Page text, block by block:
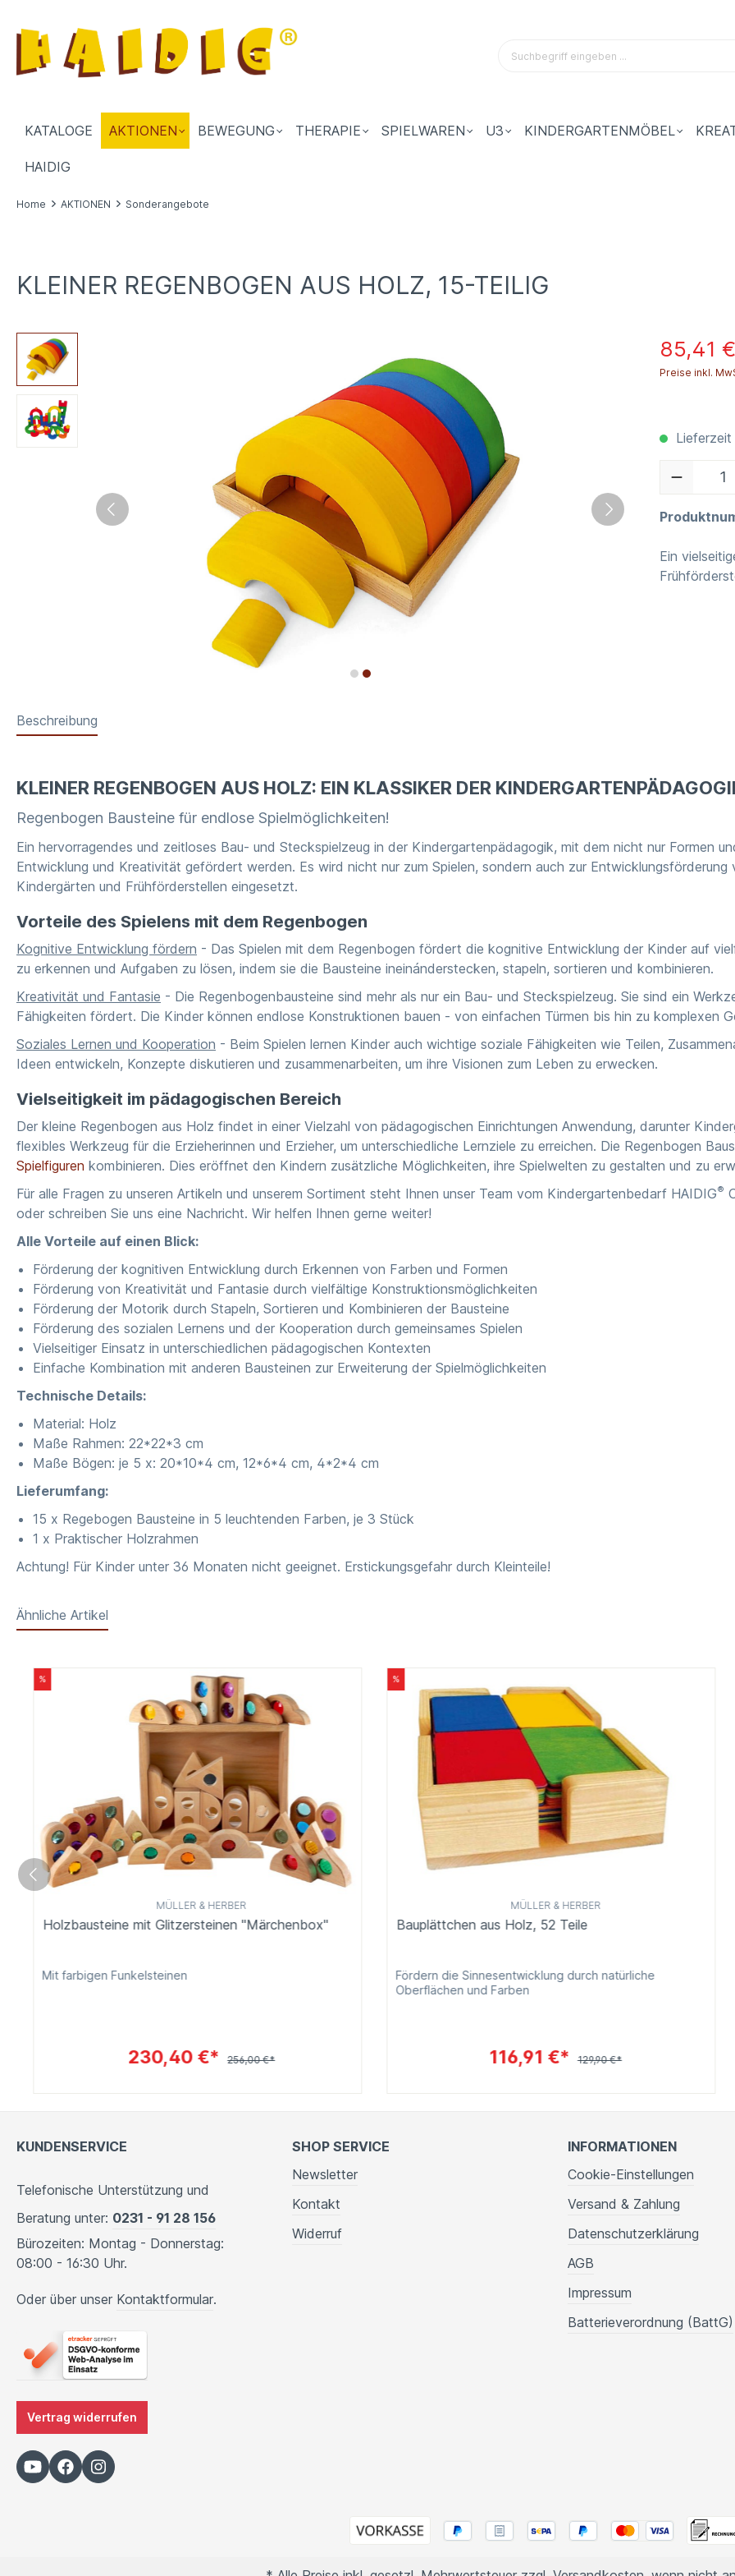
KATALOGE AKTIONEN BEWEGUNG THERAPIE SPIELWAREN U3 KINDERGARTENMÖBEL
HAIDIG
Home AKTIONEN Sonderangebote
KLEINER REGENBOGEN AUS HOLZ, 15-TEILIG
85,41
Preise inkl.
Ein
Beschreibung
KLEINER REGENBOGEN AUS HOLZ: EIN KLASSIKER DER
Regenbogen Bausteine für endlose Spielmöglichkeiten!
Ein hervorragendes und zeitloses Bau- und Steckspielzeug in der Kindergartenpädagogik, mit dem nicht nur Formen
Entwicklung und Kreativität gefördert werden. Es wird nicht nur zum Spielen, sondern auch zur
Kindergärten und Frühförderstellen eingesetzt.
Vorteile des Spielens mit dem Regenbogen
Kognitive Entwicklung fördern - Das Spielen mit dem Regenbogen fördert die kognitive Entwicklung der Kinder auf
zu erkennen und Aufgaben zu lösen, indem sie die Bausteine ineinánderstecken, stapeln, sortieren und kombinieren.
Kreativität und Fantasie - Die Regenbogenbausteine sind mehr als nur ein Bau- und Steckspielzeug. Sie sind ein
Fähigkeiten fördert. Die Kinder können endlose Konstruktionen bauen - von einfachen Türmen bis hin zu komplexen
Soziales Lernen und Kooperation - Beim Spielen lernen Kinder auch wichtige soziale Fähigkeiten wie Teilen,
Ideen entwickeln, Konzepte diskutieren und zusammenarbeiten, um ihre Visionen zum Leben zu erwecken.
Vielseitigkeit im pädagogischen Bereich
Der kleine Regenbogen aus Holz findet in einer Vielzahl von pädagogischen Einrichtungen Anwendung, darunter
flexibles Werkzeug für die Erzieherinnen und Erzieher, um unterschiedliche Lernziele zu erreichen. Die Regenbogen
Spielfiguren kombinieren. Dies eröffnet den Kindern zusätzliche Möglichkeiten, ihre Spielwelten zu gestalten und zu
Für alle Fragen zu unseren Artikeln und unserem Sortiment steht Ihnen unser Team vom Kindergartenbedarf HAIDIG®
oder schreiben Sie uns eine Nachricht. Wir helfen Ihnen gerne weiter!
Alle Vorteile auf einen Blick:
Förderung der kognitiven Entwicklung durch Erkennen von Farben und Formen
Förderung von Kreativität und Fantasie durch vielfältige Konstruktionsmöglichkeiten
Förderung der Motorik durch Stapeln, Sortieren und Kombinieren der Bausteine
Förderung des sozialen Lernens und der Kooperation durch gemeinsames Spielen
Vielseitiger Einsatz in unterschiedlichen pädagogischen Kontexten
Einfache Kombination mit anderen Bausteinen zur Erweiterung der Spielmöglichkeiten
Technische Details:
Material: Holz
Maße Rahmen: 22*22*3 cm
Maße Bögen: je 5 x: 20*10*4 cm, 12*6*4 cm, 4*2*4 cm
Lieferumfang:
15 x Regebogen Bausteine in 5 leuchtenden Farben, je 3 Stück
1 x Praktischer Holzrahmen
Achtung! Für Kinder unter 36 Monaten nicht geeignet. Erstickungsgefahr durch Kleinteile!
Ähnliche Artikel
%
MÜLLER & HERBER
Holzbausteine mit Glitzersteinen "Märchenbox"
Mit farbigen Funkelsteinen
230,40 €* 256,00 €*
%
MÜLLER & HERBER
Bauplättchen aus Holz, 52 Teile
Fördern die Sinnesentwicklung durch natürliche
Oberflächen und Farben
116,91 €* 129,90 €*
KUNDENSERVICE
Telefonische Unterstützung und
Beratung unter: 0231 - 91 28 156
Bürozeiten: Montag - Donnerstag:
08:00 - 16:30 Uhr.
Oder über unser Kontaktformular.
Vertrag widerrufen
SHOP SERVICE
Newsletter
Kontakt
Widerruf
INFORMATIONEN
Cookie-Einstellungen
Versand & Zahlung
Datenschutzerklärung
AGB
Impressum
Batterieverordnung (BattG)